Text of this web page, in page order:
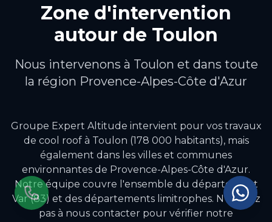
Zone d'intervention
autour de Toulon
Nous intervenons à Toulon et dans toute
la région Provence-Alpes-Côte d'Azur
Groupe Expert Altitude intervient pour vos travaux
de cool roofà Toulon (178 000 habitants), mais
également dans les villes et communes
environnantes de Provence-Alpes-Côte d'Azur.
Notre équipe couvre l'ensemble du département
Var (83) et des départements limitrophes. N'hésitez
pas à nous contacter pour vérifier notre